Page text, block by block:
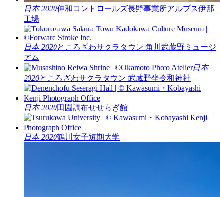
日本 2020伸和コントロールズ長野事業所アルプス伊那
工場
日本 2020ところざわサクラタウン 角川武蔵野ミュージ
アム
日本
2020ところざわサクラタウン 武蔵野坐令和神社
日本 2020田園調布せせらぎ館
日本 2020鶴川女子短期大学